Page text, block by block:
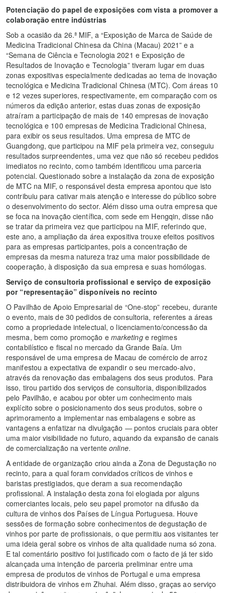
Potenciação do papel de exposições com vista a promover a
colaboração entre indústrias
Sob a ocasião da 26.ª MIF, a “Exposição de Marca de Saúde de
Medicina Tradicional Chinesa da China (Macau) 2021” e a
“Semana de Ciência e Tecnologia 2021 e Exposição de
Resultados de Inovação e Tecnologia” tiveram lugar em duas
zonas expositivas especialmente dedicadas ao tema de inovação
tecnológica e Medicina Tradicional Chinesa (MTC). Com áreas 10
e 12 vezes superiores, respectivamente, em comparação com os
números da edição anterior, estas duas zonas de exposição
atraíram a participação de mais de 140 empresas de inovação
tecnológica e 100 empresas de Medicina Tradicional Chinesa,
para exibir os seus resultados. Uma empresa de MTC de
Guangdong, que participou na MIF pela primeira vez, conseguiu
resultados surpreendentes, uma vez que não só recebeu pedidos
imediatos no recinto, como também identificou uma parceria
potencial. Questionado sobre a instalação da zona de exposição
de MTC na MIF, o responsável desta empresa apontou que isto
contribuiu para cativar mais atenção e interesse do público sobre
o desenvolvimento do sector. Além disso uma outra empresa que
se foca na inovação científica, com sede em Hengqin, disse não
se tratar da primeira vez que participou na MIF, referindo que,
este ano, a ampliação da área expositiva trouxe efeitos positivos
para as empresas participantes, pois a concentração de
empresas da mesma natureza traz uma maior possibilidade de
cooperação, à disposição da sua empresa e suas homólogas.
Serviço de consultoria profissional e serviço de exposição
por “representação” disponíveis no recinto
O Pavilhão de Apoio Empresarial de “One-stop” recebeu, durante
o evento, mais de 30 pedidos de consultoria, referentes a áreas
como a propriedade intelectual, o licenciamento/concessão da
mesma, bem como promoção e marketinge regimes
contabilístico e fiscal no mercado da Grande Baía. Um
responsável de uma empresa de Macau de comércio de arroz
manifestou a expectativa de expandir o seu mercado-alvo,
através da renovação das embalagens dos seus produtos. Para
isso, tirou partido dos serviços de consultoria, disponibilizados
pelo Pavilhão, e acabou por obter um conhecimento mais
explícito sobre o posicionamento dos seus produtos, sobre o
aprimoramento a implementar nas embalagens e sobre as
vantagens a enfatizar na divulgação — pontos cruciais para obter
uma maior visibilidade no futuro, aquando da expansão de canais
de comercialização na vertenteonline.
A entidade de organização criou ainda a Zona de Degustação no
recinto, para a qual foram convidados críticos de vinhos e
baristas prestigiados, que deram a sua recomendação
profissional. A instalação desta zona foi elogiada por alguns
comerciantes locais, pelo seu papel promotor na difusão da
cultura de vinhos dos Países de Língua Portuguesa. Houve
sessões de formação sobre conhecimentos de degustação de
vinhos por parte de profissionais, o que permitiu aos visitantes ter
uma ideia geral sobre os vinhos de alta qualidade numa só zona.
E tal comentário positivo foi justificado com o facto de já ter sido
alcançada uma intenção de parceria preliminar entre uma
empresa de produtos de vinhos de Portugal e uma empresa
distribuidora de vinhos em Zhuhai. Além disso, graças ao serviço